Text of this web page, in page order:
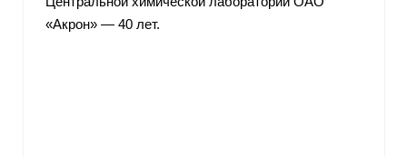
«Акрон» — 40 лет.